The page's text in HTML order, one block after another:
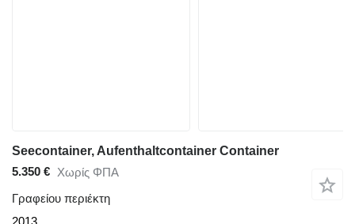
Seecontainer, Aufenthaltcontainer Container
5.350 € Χωρίς ΦΠΑ
Γραφείου περιέκτη
2013